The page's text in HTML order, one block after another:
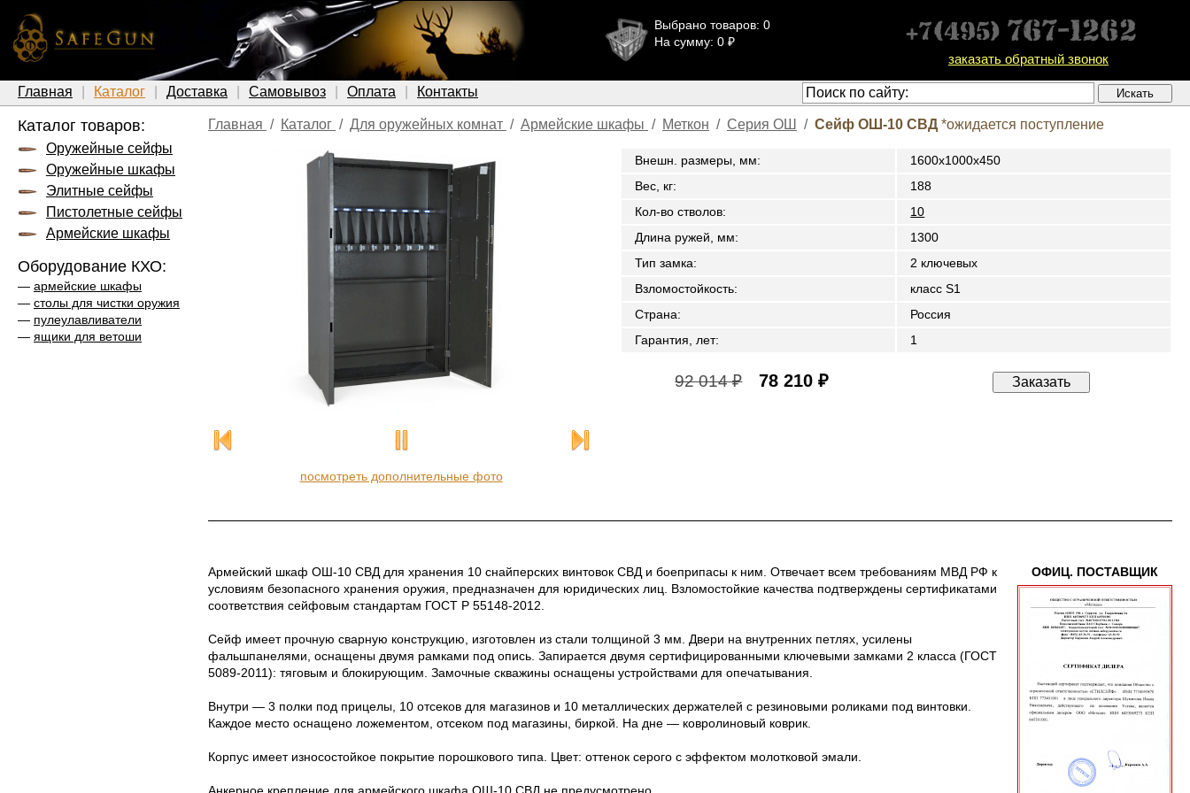
заказать обратный звонок
Выбрано товаров: 0
На сумму: 0 ₽
Главная Каталог Доставка Самовывоз Оплата Контакты
Каталог товаров:
Оружейные сейфы
Оружейные шкафы
Элитные сейфы
Пистолетные сейфы
Армейские шкафы
Оборудование КХО:
— армейские шкафы
— столы для чистки оружия
— пулеулавливатели
— ящики для ветоши
Главная / Каталог / Для оружейных комнат / Армейские шкафы / Меткон / Серия ОШ / Сейф ОШ-10 СВД *ожидается поступление
посмотреть дополнительные фото
Внешн. размеры, мм:
1600x1000x450
Вес, кг:
188
Кол-во стволов:
10
Длина ружей, мм:
1300
Тип замка:
2 ключевых
Взломостойкость:
класс S1
Страна:
Россия
Гарантия, лет: 1
92 014 ₽ 78 210 ₽
Армейский шкаф ОШ-10 СВД для хранения 10 снайперских винтовок СВД и боеприпасы к ним. Отвечает всем требованиям МВД РФ к
условиям безопасного хранения оружия, предназначен для юридических лиц. Взломостойкие качества подтверждены сертификатами
соответствия сейфовым стандартам ГОСТ Р 55148-2012.
Сейф имеет прочную сварную конструкцию, изготовлен из стали толщиной 3 мм. Двери на внутренних петлях, усилены
фальшпанелями, оснащены двумя рамками под опись. Запирается двумя сертифицированными ключевыми замками 2 класса (ГОСТ
5089-2011): тяговым и блокирующим. Замочные скважины оснащены устройствами для опечатывания.
Внутри — 3 полки под прицелы, 10 отсеков для магазинов и 10 металлических держателей с резиновыми роликами под винтовки.
Каждое место оснащено ложементом, отсеком под магазины, биркой. На дне — ковролиновый коврик.
Корпус имеет износостойкое покрытие порошкового типа. Цвет: оттенок серого с эффектом молотковой эмали.
ОФИЦ. ПОСТАВЩИК